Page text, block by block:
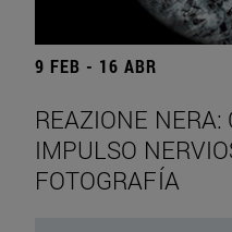
9 FEB - 16 ABR
REAZIONE NERA:
IMPULSO
FOTOGRAFÍA